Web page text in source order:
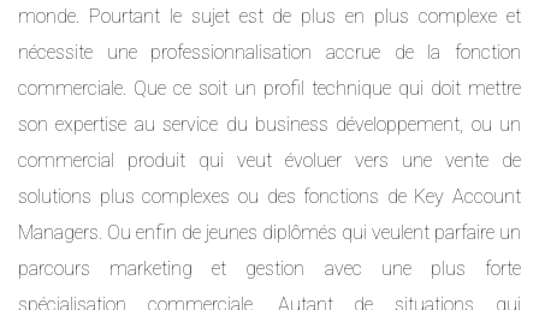
monde. Pourtant le sujet est de plus en plus complexe et
nécessite une professionnalisation accrue de la fonction
commerciale. Que ce soit un profil technique qui doit mettre
son expertise au service du business développement, ou un
commercial produit qui veut évoluer vers une vente de
solutions plus complexes ou des fonctions de Key Account
Managers. Ou enfin de jeunes diplômés qui veulent parfaire un
parcours marketing et gestion avec une plus forte
spécialisation commerciale. Autant de situations qui